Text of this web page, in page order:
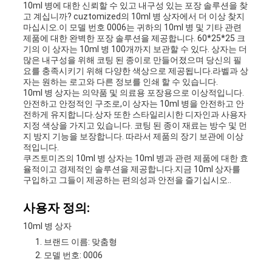
10ml 병에 대한 신뢰할 수 있고 내구성 있는 포장 솔루션을 찾
고 계십니까? cuztomized의 10ml 병 상자에서 더 이상 찾지
마십시오.이 모델 번호 0006는 귀하의 10ml 병 및 기타 관련
제품에 대한 완벽한 포장 솔루션을 제공합니다. 60*25*25 크
기의 이 상자는 10ml 병 100개까지 보관할 수 있다. 상자는 더
많은 내구성을 위해 코팅 된 종이로 만들어졌으며 당신의 필
요를 충족시키기 위해 다양한 색상으로 제공됩니다.라벨과 상
자는 원하는 로고와 다른 정보를 인쇄 할 수 있습니다.
10ml 병 상자는 의약품 및 의료용 포장용으로 이상적입니다.
안전하고 안정적인 구조로,이 상자는 10ml 병을 안전하고 안
전하게 유지합니다.상자 또한 스타일리시한 디자인과 사용자
지정 색상을 가지고 있습니다. 코팅 된 종이 재료는 방수 및 먼
지 방지 기능을 보장합니다. 따라서 제품의 장기 보관에 이상
적입니다.
쿠즈토미즈의 10ml 병 상자는 10ml 병과 관련 제품에 대한 효
율적이고 경제적인 솔루션을 제공합니다.지금 10ml 상자를
구입하고 그들이 제공하는 편의성과 안전을 즐기십시오..
사용자 정의:
10ml 병 상자
브랜드 이름: 맞춤형
모델 번호: 0006